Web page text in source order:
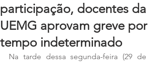
participação, docentes da
UEMG aprovam greve por
tempo indeterminado
Na tarde dessa segunda-feira (29 de